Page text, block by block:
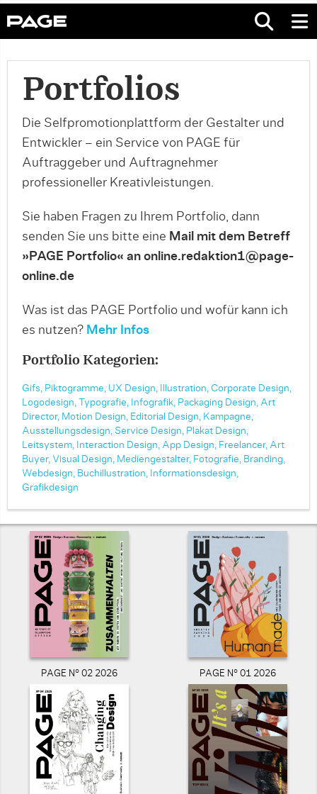
Portfolios
Die Selfpromotionplattform der Gestalter und
Entwickler – ein Service von PAGE für
Auftraggeber und Auftragnehmer
professioneller Kreativleistungen.
Sie haben Fragen zu Ihrem Portfolio, dann
senden Sie uns bitte eine Mail mit dem Betreff
»PAGE Portfolio« an online.redaktion1@page-
online.de
Was ist das PAGE Portfolio und wofür kann ich
es nutzen? Mehr Infos
Portfolio Kategorien:
Gifs, Piktogramme, UX Design, Illustration, Corporate Design,
Logodesign,
Typografie, Infografik, Packaging Design, Art
Director, Motion Design, Editorial Design, Kampagne,
Ausstellungsdesign, Service Design, Plakat Design,
Leitsystem, Interaction Design, App Design, Freelancer, Art
Buyer, Visual Design, Mediengestalter, Fotografie, Branding,
Webdesign, Buchillustration, Informationsdesign,
Grafikdesign
PAGE N° 02 2026 PAGE N° 01 2026